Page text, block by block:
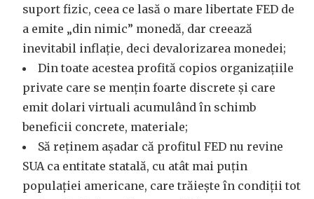
suport fizic, ceea ce lasă o mare libertate FED de
a emite „din nimic” monedă, dar creează
inevitabil inflație, deci devalorizarea monedei;
Din toate acestea profită copios organizațiile
private care se mențin foarte discrete și care
emit dolari virtuali acumulând în schimb
beneficii concrete, materiale;
Să reținem așadar că profitul FED nu revine
SUA ca entitate statală, cu atât mai puțin
populației americane, care trăiește în condiții tot